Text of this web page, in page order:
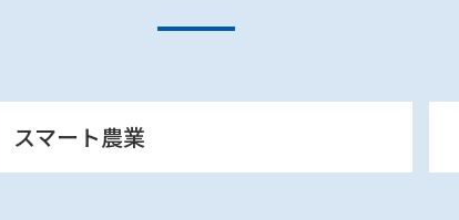
スマート農業